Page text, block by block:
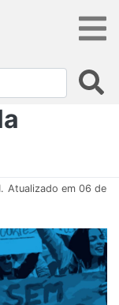
Atualizado em 06 de